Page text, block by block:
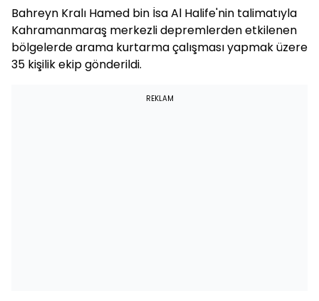
Bahreyn Kralı Hamed bin İsa Al Halife'nin talimatıyla
Kahramanmaraş merkezli depremlerden etkilenen
bölgelerde arama kurtarma çalışması yapmak üzere
35 kişilik ekip gönderildi.
REKLAM